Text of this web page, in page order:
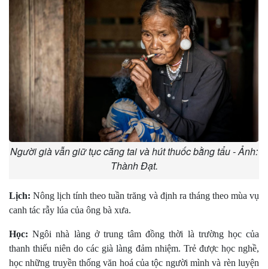
Người già vẫn giữ tục căng tai và hút thuốc bằng tẩu - Ảnh:
Thành Đạt.
Lịch:Nông lịch tính theo tuần trăng và định ra tháng theo mùa vụ
canh tác rẫy lúa của ông bà xưa.
Học:Ngôi nhà làng ở trung tâm đồng thời là trường học của
thanh thiếu niên do các già làng đảm nhiệm. Trẻ được học nghề,
học những truyền thống văn hoá của tộc người mình và rèn luyện